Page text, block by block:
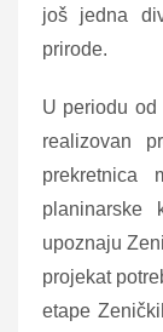
još jedna
prirode.
U periodu od
realizovan
prekretnica
planinarske
upoznaju
projekat
etape